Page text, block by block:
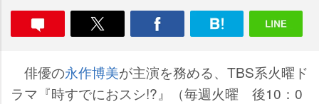
俳優の永作博美が主演を務める、TBS系火曜ド
ラマ『時すでにおスシ!?』（毎週火曜 後10：0